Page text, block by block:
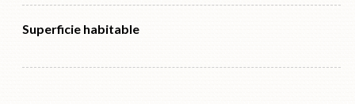
Superficie habitable